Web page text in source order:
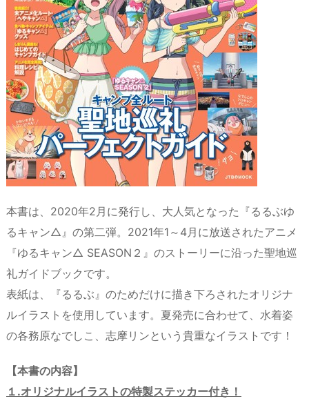
本書は、2020年2月に発行し、大人気となった『るるぶゆ
るキャン△』の第二弾。2021年1～4月に放送されたアニメ
『ゆるキャン△ SEASON２』のストーリーに沿った聖地巡
礼ガイドブックです。
表紙は、『るるぶ』のためだけに描き下ろされたオリジナ
ルイラストを使用しています。夏発売に合わせて、水着姿
の各務原なでしこ、志摩リンという貴重なイラストです！
【本書の内容】
１.オリジナルイラストの特製ステッカー付き！